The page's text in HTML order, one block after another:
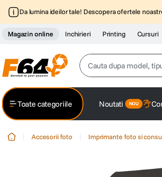
Da lumina ideilor tale! Descopera ofertele
Magazin online Inchirieri Printing Cursuri
Cauta dupa model, tipul
2. trepied
Toate categoriile Noutati
Accesorii foto Imprimante foto si